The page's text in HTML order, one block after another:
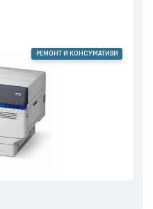
РЕМОНТ И КОНСУМАТИВИ